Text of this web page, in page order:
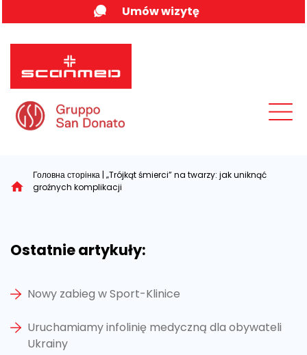
to
content
Umów wizytę
Головна сторінка | „Trójkąt śmierci” na twarzy: jak uniknąć
groźnych komplikacji
Ostatnie artykuły:
Nowy zabieg w Sport-Klinice
Uruchamiamy infolinię medyczną dla obywateli
Ukrainy